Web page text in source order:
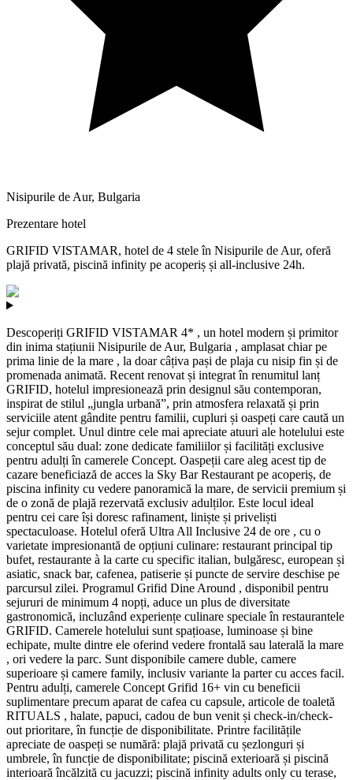
Nisipurile de Aur, Bulgaria
Prezentare hotel
GRIFID VISTAMAR, hotel de 4 stele în Nisipurile de Aur, oferă
plajă privată, piscină infinity pe acoperiș și all-inclusive 24h.
Descoperiți GRIFID VISTAMAR 4* , un hotel modern și primitor
din inima stațiunii Nisipurile de Aur, Bulgaria , amplasat chiar pe
prima linie de la mare , la doar câțiva pași de plaja cu nisip fin și de
promenada animată. Recent renovat și integrat în renumitul lanț
GRIFID, hotelul impresionează prin designul său contemporan,
inspirat de stilul „jungla urbană”, prin atmosfera relaxată și prin
serviciile atent gândite pentru familii, cupluri și oaspeți care caută un
sejur complet. Unul dintre cele mai apreciate atuuri ale hotelului este
conceptul său dual: zone dedicate familiilor și facilități exclusive
pentru adulți în camerele Concept. Oaspeții care aleg acest tip de
cazare beneficiază de acces la Sky Bar Restaurant pe acoperiș, de
piscina infinity cu vedere panoramică la mare, de servicii premium și
de o zonă de plajă rezervată exclusiv adulților. Este locul ideal
pentru cei care își doresc rafinament, liniște și priveliști
spectaculoase. Hotelul oferă Ultra All Inclusive 24 de ore , cu o
varietate impresionantă de opțiuni culinare: restaurant principal tip
bufet, restaurante à la carte cu specific italian, bulgăresc, european și
asiatic, snack bar, cafenea, patiserie și puncte de servire deschise pe
parcursul zilei. Programul Grifid Dine Around , disponibil pentru
sejururi de minimum 4 nopți, aduce un plus de diversitate
gastronomică, incluzând experiențe culinare speciale în restaurantele
GRIFID. Camerele hotelului sunt spațioase, luminoase și bine
echipate, multe dintre ele oferind vedere frontală sau laterală la mare
, ori vedere la parc. Sunt disponibile camere duble, camere
superioare și camere family, inclusiv variante la parter cu acces facil.
Pentru adulți, camerele Concept Grifid 16+ vin cu beneficii
suplimentare precum aparat de cafea cu capsule, articole de toaletă
RITUALS , halate, papuci, cadou de bun venit și check-in/check-
out prioritare, în funcție de disponibilitate. Printre facilitățile
apreciate de oaspeți se numără: plajă privată cu șezlonguri și
umbrele, în funcție de disponibilitate; piscină exterioară și piscină
interioară încălzită cu jacuzzi; piscină infinity adults only cu terase,